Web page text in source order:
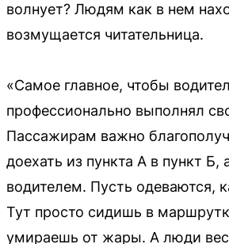
волнует? Людям как в нем
возмущается читательница.
«Самое главное, чтобы
профессионально выполнял
Пассажирам важно
доехать из пункта А в пункт Б,
водителем. Пусть одеваются,
Тут просто сидишь в
умираешь от жары. А люди